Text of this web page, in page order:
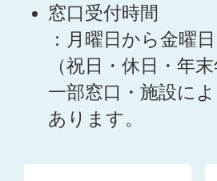
窓口受付時間
：月曜日から金曜
（祝日・休日・年
一部窓口・施設に
あります。